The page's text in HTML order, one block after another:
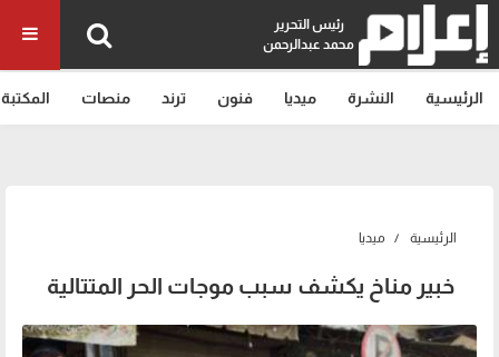
رئيس التحرير
محمد عبدالرحمن
الرئيسية النشرة ميديا فنون ترند منصات المكتبة
الرئيسية ميديا
خبير مناخ يكشف سبب موجات الحر المتتالية